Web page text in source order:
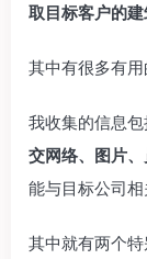
取目标客户的
其中有很多有
我收集的信息
交网络、
图片
能与目标公司
其中就有两个